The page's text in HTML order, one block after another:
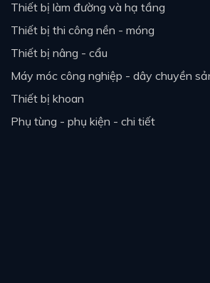
thiết bị làm đường và hạ tầng
thiết bị thi công nền - móng
thiết bị nâng - cẩu
máy móc công nghiệp - dây chuyền
thiết bị khoan
phụ tùng - phụ kiện - chi tiết